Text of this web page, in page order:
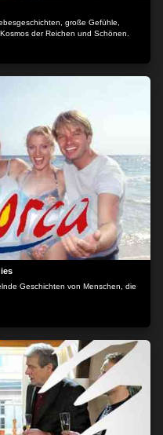
große Gefühle,
der Reichen und Schönen.
Geschichten von Menschen, die